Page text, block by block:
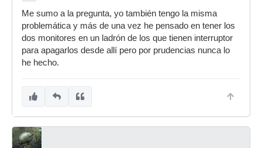
Me sumo a la pregunta, yo también tengo la misma
problemática y más de una vez he pensado en tener los
dos monitores en un ladrón de los que tienen interruptor
para apagarlos desde allí pero por prudencias nunca lo
he hecho.